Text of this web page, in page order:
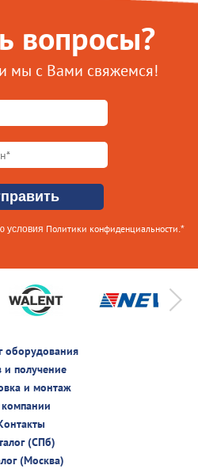
вопросы?
и мы с Вами свяжемся!
условия Политики конфиденциальности .*
оборудования
и получение
и монтаж
(СПб)
(Москва)